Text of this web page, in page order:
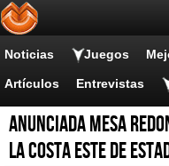
Noticias Juegos
Artículos Entrevistas
Anunciada mesa
la costa este de